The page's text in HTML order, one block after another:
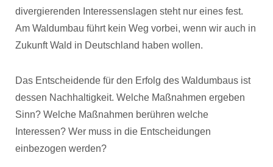
divergierenden Interessenslagen steht nur eines fest.
Am Waldumbau führt kein Weg vorbei, wenn wir auch in
Zukunft Wald in Deutschland haben wollen.
Das Entscheidende für den Erfolg des Waldumbaus ist
dessen Nachhaltigkeit. Welche Maßnahmen ergeben
Sinn? Welche Maßnahmen berühren welche
Interessen? Wer muss in die Entscheidungen
einbezogen werden?